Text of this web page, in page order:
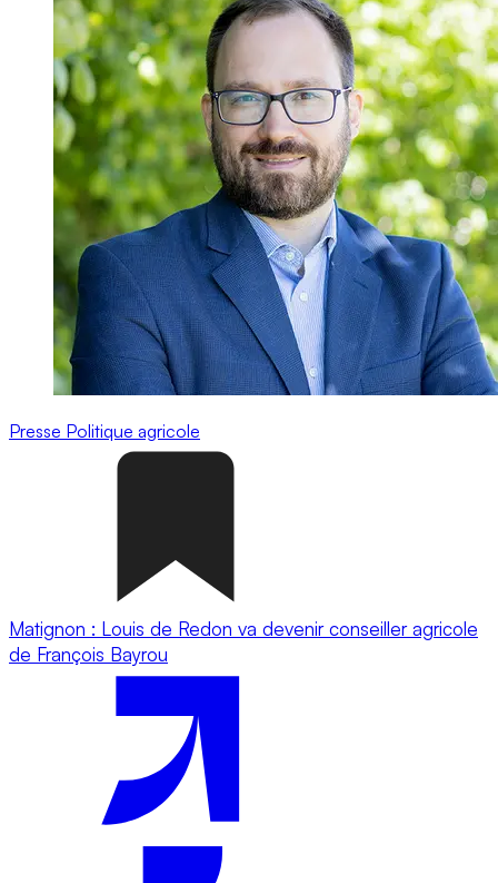
Presse Politique agricole
Matignon : Louis de Redon va devenir conseiller agricole
de François Bayrou